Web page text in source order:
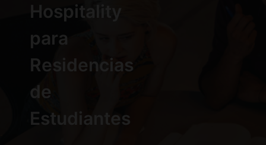
Hospitality
para
Residencias
de
Estudiantes